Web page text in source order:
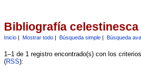
Bibliografía celestinesca
Inicio| Mostrar todo| Búsqueda simple| Búsqueda
1–1 de 1 registro encontrado(s) con los
(RSS):